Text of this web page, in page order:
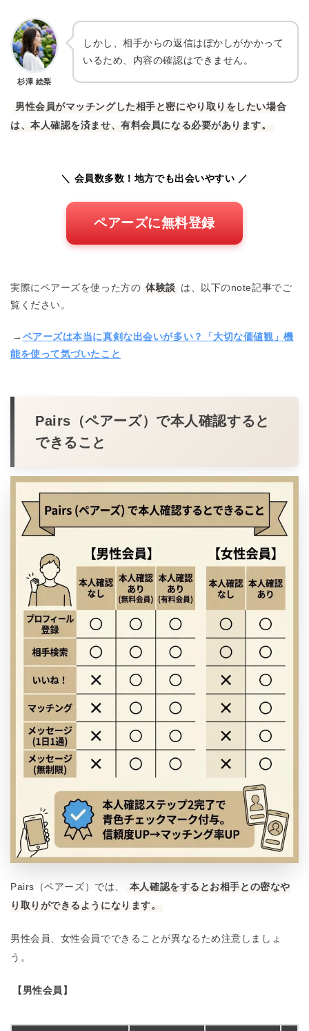
杉澤 絵梨
しかし、相手からの返信はぼかしがかかって
いるため、内容の確認はできません。
男性会員がマッチングした相手と密にやり取りをしたい場合
は、本人確認を済ませ、有料会員になる必要があります。
＼ 会員数多数！地方でも出会いやすい ／
ペアーズに無料登録
実際にペアーズを使った方の 体験談 は、以下のnote記事でご
覧ください。
→ ペアーズは本当に真剣な出会いが多い？「大切な価値観」機
能を使って気づいたこと
Pairs（ペアーズ）で本人確認すると
できること
Pairs（ペアーズ）では、
本人確認をするとお相手との密なや
り取りができるようになります。
男性会員、女性会員でできることが異なるため注意しましょ
う。
【男性会員】